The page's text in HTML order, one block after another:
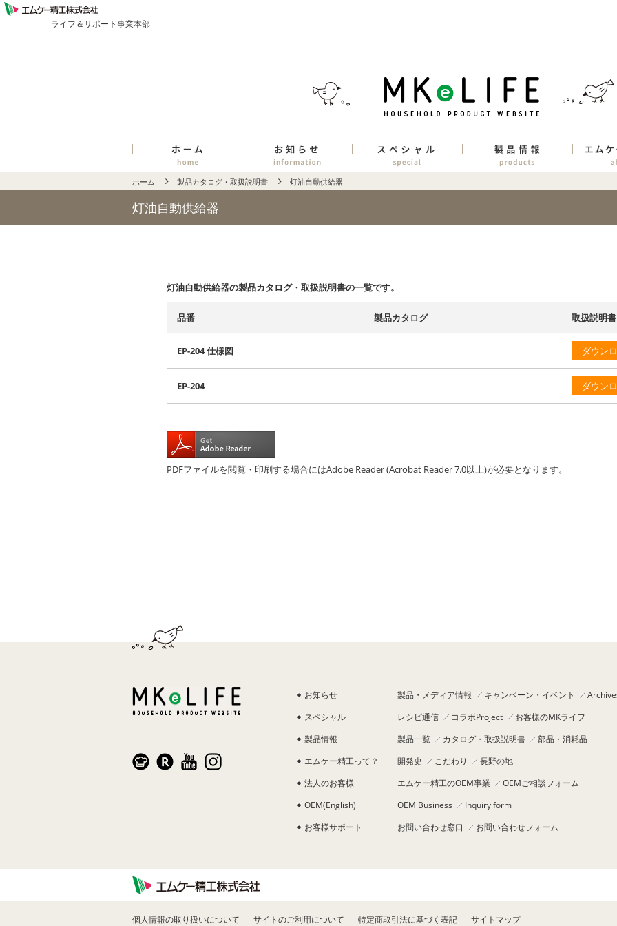
ライフ＆サポート事業本部
ホーム 製品カタログ・取扱説明書 灯油自動供給器
灯油自動供給器
灯油自動供給器の製品カタログ・取扱説明書の一覧です。
品番 製品カタログ 取扱説明書
EP-204 仕様図 ダウン
EP-204 ダウン
PDFファイルを閲覧・印刷する場合にはAdobe Reader (Acrobat Reader 7.0以上)が必要となります。
お知らせ 製品・メディア情報 キャンペーン・イベント
スペシャル
レシピ通信 コラボProject
お客様のMKライフ
製品情報
製品一覧 カタログ・取扱説明書
部品・消耗品
エムケー精工って？
開発史 こだわり
長野の地
法人のお客様
エムケー精工のOEM事業
OEMご相談フォーム
OEM(English)
OEM Business
Inquiry form
お客様サポート
お問い合わせ窓口 お問い合わせフォーム
個人情報の取り扱いについて サイトのご利用について 特定商取引法に基づく表記 サイトマップ